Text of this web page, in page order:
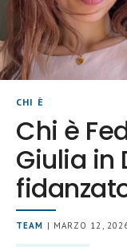
CHI È
Chi è
Giulia in
TEAM | MARZO 12,